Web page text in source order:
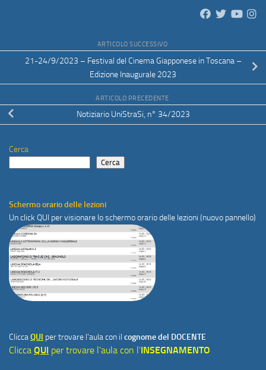
ARTICOLO SUCCESSIVO
21-24/9/2023 – Festival del Cinema Giapponese in Toscana –
Edizione Inaugurale 2023
ARTICOLO PRECEDENTE
Notiziario UniStraSi, n° 34/2023
Cerca
Cerca
Schermo orario delle lezioni
Un click QUI per visionare lo schermo orario delle lezioni (nuovo pannello)
CliccaQUI per trovare l'aula con il cognome del DOCENTE
Clicca QUI per trovare l'aula con l'INSEGNAMENTO